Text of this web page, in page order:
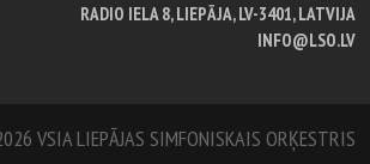
RADIO IELA 8, LIEPĀJA, LV-3401, LATVIJA
INFO@LSO.LV
VSIA LIEPĀJAS SIMFONISKAIS ORĶESTRIS